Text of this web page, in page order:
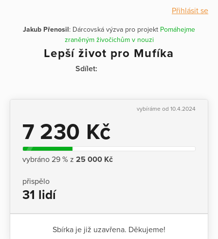
Přihlásit se
Jakub Přenosil: Dárcovská výzva pro projekt Pomáhejme
zraněným živočichům v nouzi
Lepší život pro Mufíka
Sdílet:
vybíráme od 10.4.2024
7 230 Kč
vybráno 29 % z 25 000 Kč
přispělo
31 lidí
Sbírka je již uzavřena. Děkujeme!